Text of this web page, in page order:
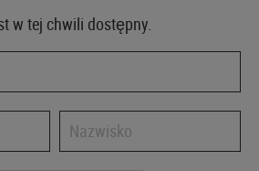
w tej chwili dostępny.